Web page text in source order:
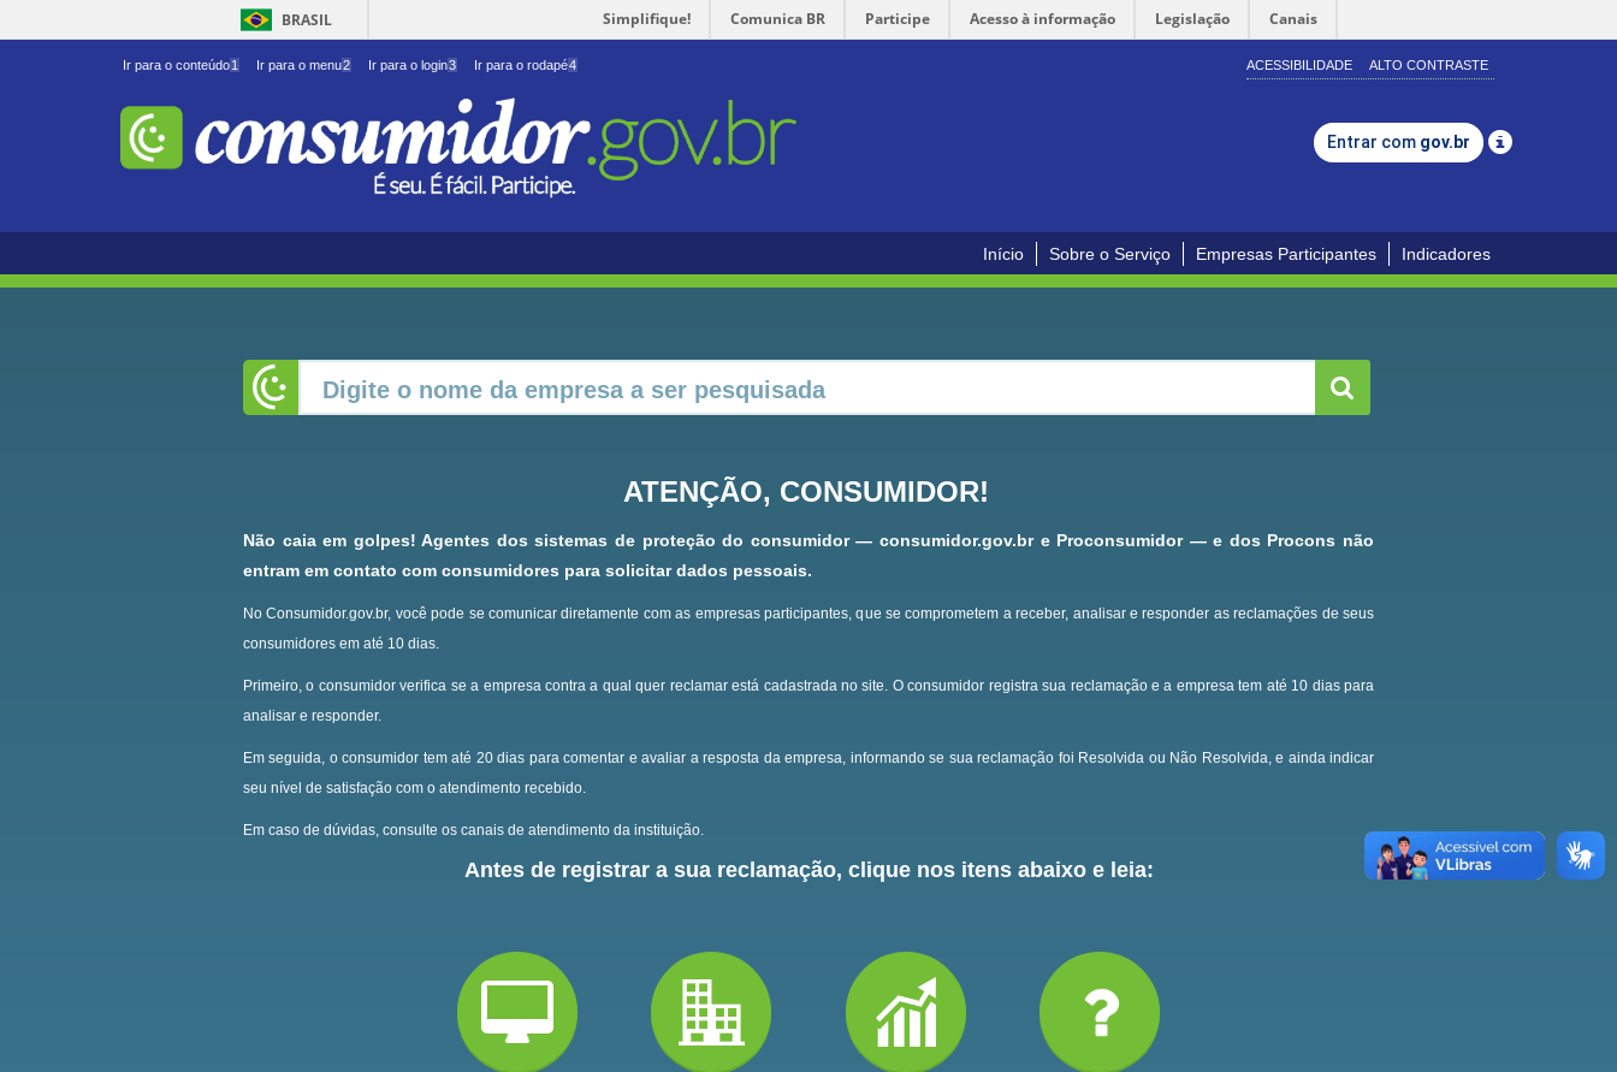
BRASIL Simplifique! Comunica BR Participe Acesso à informação Legislação Canais
Ir para o conteúdo1 Ir para o menu2 Ir para o login3 Ir para o rodapé4 ACESSIBILIDADE ALTO CONTRASTE
Entrar com gov.br
Início Sobre o Serviço Empresas Participantes Indicadores
ATENÇÃO, CONSUMIDOR!
Não caia em golpes! Agentes dos sistemas de proteção do consumidor — consumidor.gov.br e Proconsumidor — e dos Procons não
entram em contato com consumidores para solicitar dados pessoais.
No Consumidor.gov.br, você pode se comunicar diretamente com as empresas participantes, que se comprometem a receber, analisar e responder as reclamações de seus
consumidores em até 10 dias.
Primeiro, o consumidor verifica se a empresa contra a qual quer reclamar está cadastrada no site. O consumidor registra sua reclamação e a empresa tem até 10 dias para
analisar e responder.
Em seguida, o consumidor tem até 20 dias para comentar e avaliar a resposta da empresa, informando se sua reclamação foi Resolvida ou Não Resolvida, e ainda indicar
seu nível de satisfação com o atendimento recebido.
Em caso de dúvidas, consulte os canais de atendimento da instituição.
Antes de registrar a sua reclamação, clique nos itens abaixo e leia: